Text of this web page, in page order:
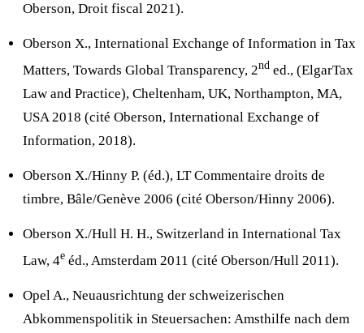
Oberson, Droit fiscal 2021).
Oberson X., International Exchange of Information in Tax
Matters, Towards Global Transparency, 2nd ed., (ElgarTax
Law and Practice), Cheltenham, UK, Northampton, MA,
USA 2018 (cité Oberson, International Exchange of
Information, 2018).
Oberson X./Hinny P. (éd.), LT Commentaire droits de
timbre, Bâle/Genève 2006 (cité Oberson/Hinny 2006).
Oberson X./Hull H. H., Switzerland in International Tax
Law, 4e éd., Amsterdam 2011 (cité Oberson/Hull 2011).
Opel A., Neuausrichtung der schweizerischen
Abkommenspolitik in Steuersachen: Amsthilfe nach dem